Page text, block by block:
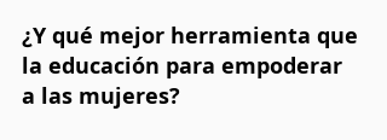
¿Y qué mejor herramienta que
la educación para empoderar
a las mujeres?